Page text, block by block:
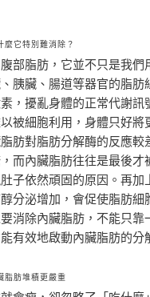
麼它特別難消除？
部脂肪，它並不只是我
胰臟、腸道等器官的脂
，擾亂身體的正常代謝
被細胞利用，身體只好
肪對脂肪分解酶的反應
而內臟脂肪往往是最後
子依然頑固的原因。再
分泌增加，會促使脂肪
消除內臟脂肪，不能只
有效地啟動內臟脂肪的分
脂肪堆積更嚴重